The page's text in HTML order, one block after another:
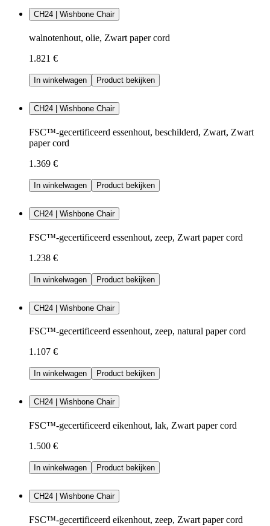
CH24 | Wishbone Chair
walnotenhout, olie, Zwart paper cord
1.821 €
In winkelwagen Product bekijken
CH24 | Wishbone Chair
FSC™-gecertificeerd essenhout, beschilderd, Zwart, Zwart
paper cord
1.369 €
In winkelwagen Product bekijken
CH24 | Wishbone Chair
FSC™-gecertificeerd essenhout, zeep, Zwart paper cord
1.238 €
In winkelwagen Product bekijken
CH24 | Wishbone Chair
FSC™-gecertificeerd essenhout, zeep, natural paper cord
1.107 €
In winkelwagen Product bekijken
CH24 | Wishbone Chair
FSC™-gecertificeerd eikenhout, lak, Zwart paper cord
1.500 €
In winkelwagen Product bekijken
CH24 | Wishbone Chair
FSC™-gecertificeerd eikenhout, zeep, Zwart paper cord